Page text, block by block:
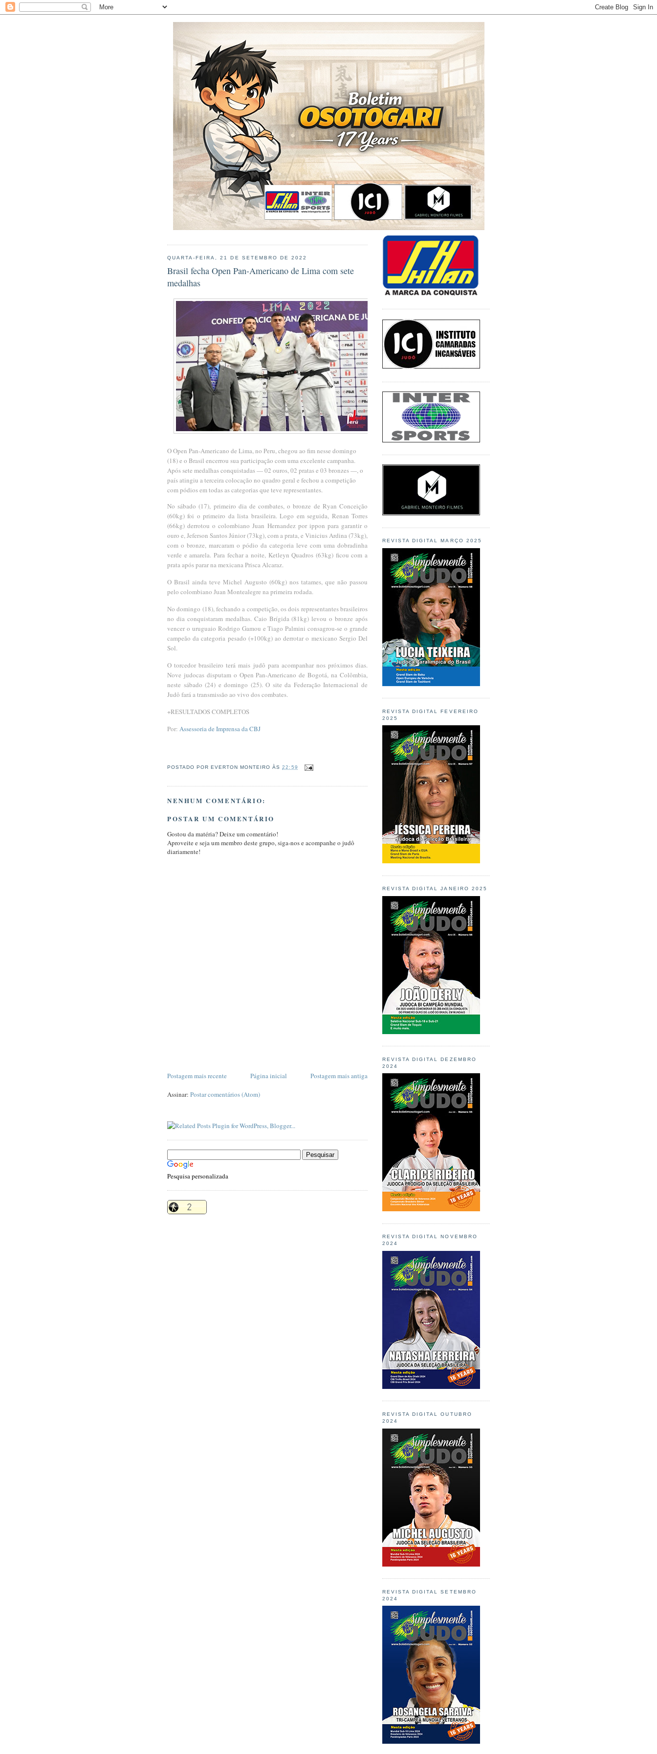
QUARTA-FEIRA, 21 DE SETEMBRO DE 2022
Brasil fecha Open Pan-Americano de Lima com sete
medalhas
O Open Pan-Americano de Lima, no Peru, chegou ao fim nesse domingo
(18) e o Brasil encerrou sua participação com uma excelente campanha.
Após sete medalhas conquistadas — 02 ouros, 02 pratas e 03 bronzes —, o
país atingiu a terceira colocação no quadro geral e fechou a competição
com pódios em todas as categorias que teve representantes.
No sábado (17), primeiro dia de combates, o bronze de Ryan Conceição
(60kg) foi o primeiro da lista brasileira. Logo em seguida, Renan Torres
(66kg) derrotou o colombiano Juan Hernandez por ippon para garantir o
ouro e, Jeferson Santos Júnior (73kg), com a prata, e Vinicius Ardina (73kg),
com o bronze, marcaram o pódio da categoria leve com uma dobradinha
verde e amarela. Para fechar a noite, Ketleyn Quadros (63kg) ficou com a
prata após parar na mexicana Prisca Alcaraz.
O Brasil ainda teve Michel Augusto (60kg) nos tatames, que não passou
pelo colombiano Juan Montealegre na primeira rodada.
No domingo (18), fechando a competição, os dois representantes brasileiros
no dia conquistaram medalhas. Caio Brígida (81kg) levou o bronze após
vencer o uruguaio Rodrigo Gamou e Tiago Palmini consagrou-se o grande
campeão da categoria pesado (+100kg) ao derrotar o mexicano Sergio Del
Sol.
O torcedor brasileiro terá mais judô para acompanhar nos próximos dias.
Nove judocas disputam o Open Pan-Americano de Bogotá, na Colômbia,
neste sábado (24) e domingo (25). O site da Federação Internacional de
Judô fará a transmissão ao vivo dos combates.
+RESULTADOS COMPLETOS
Por: Assessoria de Imprensa da CBJ
POSTADO POR EVERTON MONTEIRO ÀS22:59
NENHUM COMENTÁRIO:
POSTAR UM COMENTÁRIO
Gostou da matéria? Deixe um comentário!
Aproveite e seja um membro deste grupo, siga-nos e acompanhe o judô
diariamente!
Postagem mais recente Postagem mais antiga
Página inicial
Assinar: Postar comentários (Atom)
Pesquisa personalizada
REVISTA DIGITAL MARÇO 2025
REVISTA DIGITAL FEVEREIRO
2025
REVISTA DIGITAL JANEIRO 2025
REVISTA DIGITAL DEZEMBRO
2024
REVISTA DIGITAL NOVEMBRO
2024
REVISTA DIGITAL OUTUBRO
2024
REVISTA DIGITAL SETEMBRO
2024